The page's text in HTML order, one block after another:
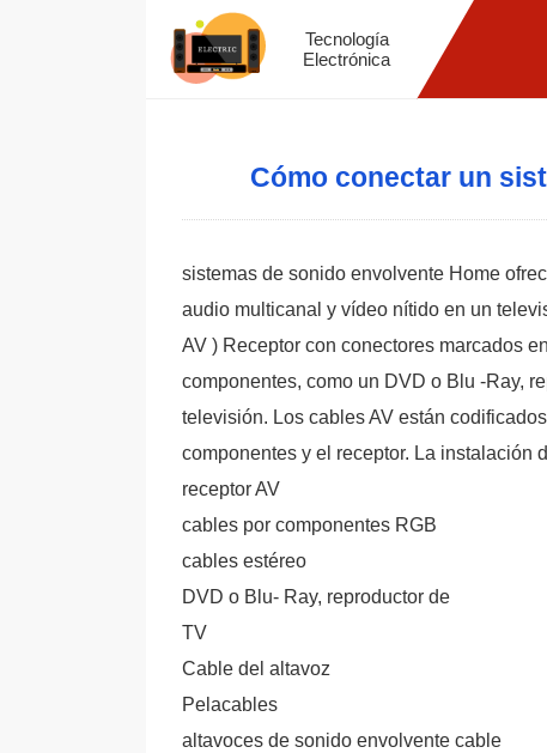
Tecnología
Electrónica
Cómo conectar un
sistemas de sonido envolvente Home
audio multicanal y vídeo nítido en un
AV ) Receptor con conectores marcados
componentes, como un DVD o Blu -Ray,
televisión. Los cables AV están
componentes y el receptor. La instalación
receptor AV
cables por componentes RGB
cables estéreo
DVD o Blu- Ray, reproductor de
TV
Cable del altavoz
Pelacables
altavoces de sonido envolvente cable